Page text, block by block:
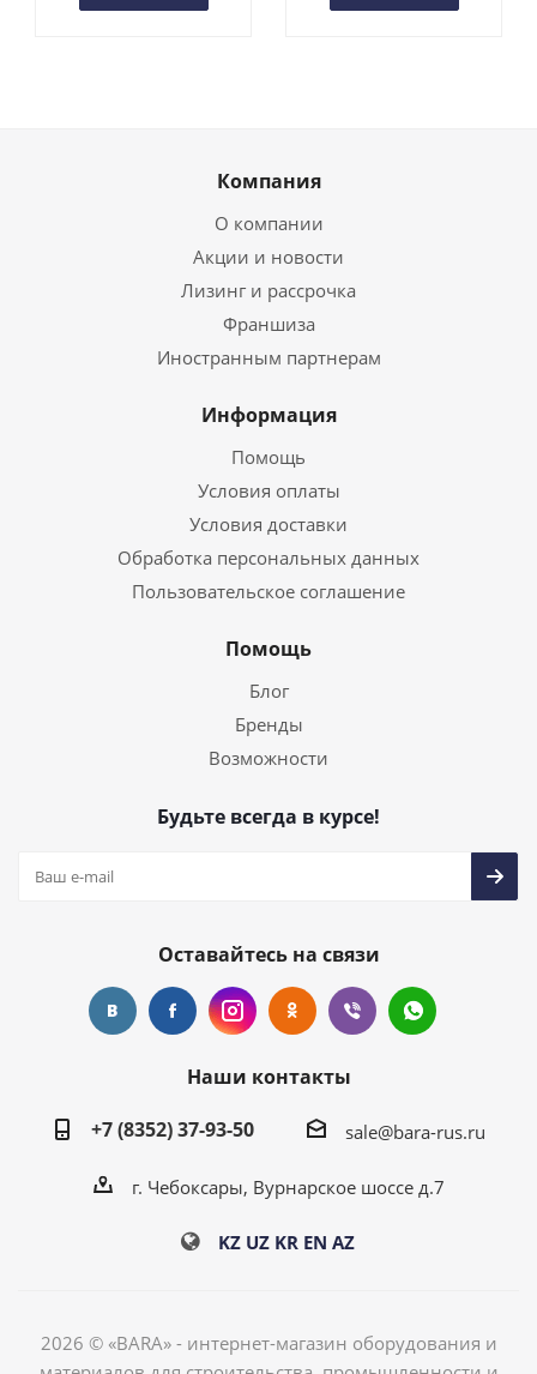
Компания
О компании
Акции и новости
Лизинг и рассрочка
Франшиза
Иностранным партнерам
Информация
Помощь
Условия оплаты
Условия доставки
Обработка персональных данных
Пользовательское соглашение
Помощь
Блог
Бренды
Возможности
Будьте всегда в курсе!
Оставайтесь на связи
Наши контакты
+7 (8352) 37-93-50
sale@bara-rus.ru
г. Чебоксары, Вурнарское шоссе д.7
KZ UZ KR EN AZ
2026 © «BARA» - интернет-магазин оборудования и